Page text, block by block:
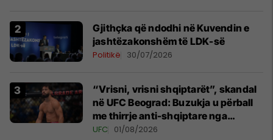
Gjithçka që ndodhi në Kuvendin e
jashtëzakonshëm të LDK-së
Politikë 30/07/2026
“Vrisni, vrisni shqiptarët”, skandal
në UFC Beograd: Buzukja u përball
me thirrje anti-shqiptare nga
tribunat
UFC 01/08/2026